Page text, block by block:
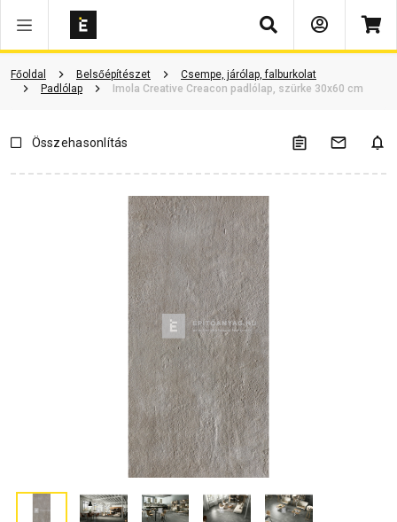
Keresés
Főoldal Belsőépítészet
Csempe, járólap, falburkolat
Padlólap
Imola Creative Creacon padlólap, szürke 30x60 cm
Vásárlói vélemények Kérdések és válaszok Kapcsolódó cikkek
Összehasonlítás